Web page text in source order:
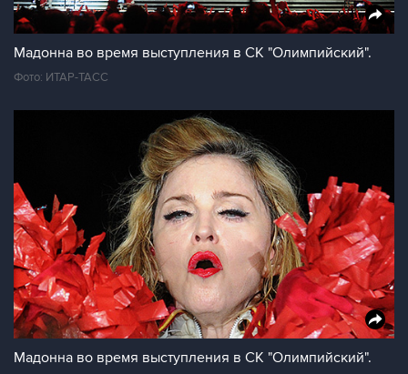
Мадонна во время выступления в СК "Олимпийский".
Фото: ИТАР-ТАСС
Мадонна во время выступления в СК "Олимпийский".